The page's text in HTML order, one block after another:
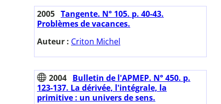
2005 Tangente. N° 105. p. 40-43.
Problèmes de vacances.
Auteur : Criton Michel
2004 Bulletin de l'APMEP. N° 450. p.
123-137. La dérivée, l'intégrale, la
primitive : un univers de sens.